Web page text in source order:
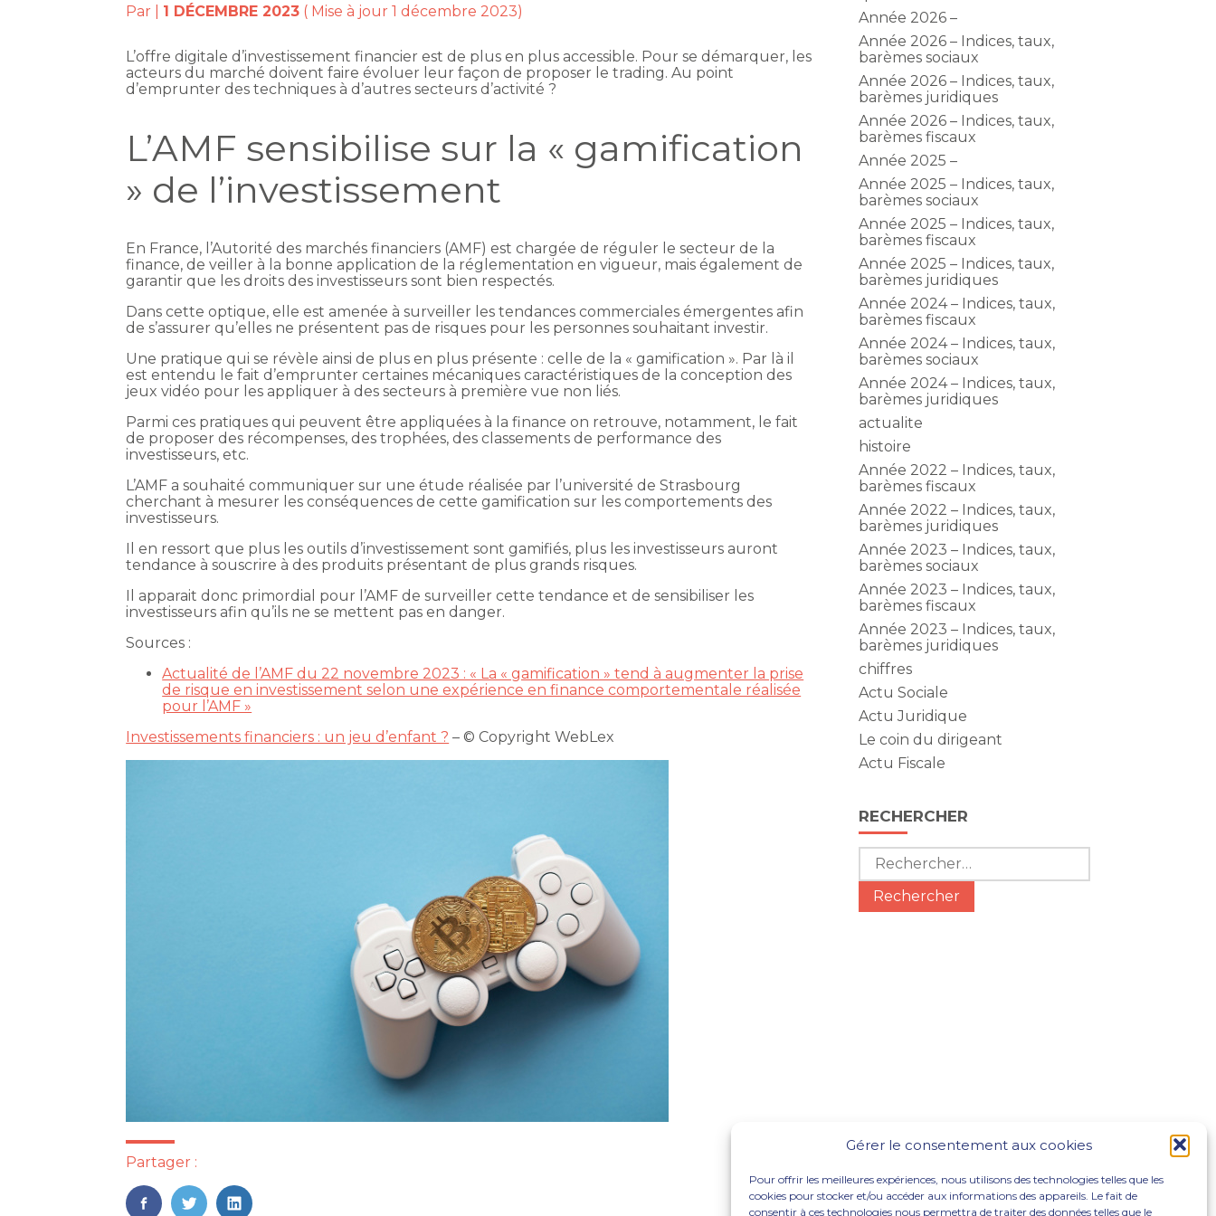
Gérer le consentement aux cookies
Pour offrir les meilleures expériences, nous utilisons des technologies telles que les
cookies pour stocker et/ou accéder aux informations des appareils. Le fait de
consentir à ces technologies nous permettra de traiter des données telles que le
Par 1 DÉCEMBRE 2023 ( Mise à jour 1 décembre 2023)
L’offre digitale d’investissement financier est de plus en plus accessible. Pour se démarquer, les
acteurs du marché doivent faire évoluer leur façon de proposer le trading. Au point
d’emprunter des techniques à d’autres secteurs d’activité ?
L’AMF sensibilise sur la « gamification
» de l’investissement
En France, l’Autorité des marchés financiers (AMF) est chargée de réguler le secteur de la
finance, de veiller à la bonne application de la réglementation en vigueur, mais également de
garantir que les droits des investisseurs sont bien respectés.
Dans cette optique, elle est amenée à surveiller les tendances commerciales émergentes afin
de s’assurer qu’elles ne présentent pas de risques pour les personnes souhaitant investir.
Une pratique qui se révèle ainsi de plus en plus présente : celle de la « gamification ». Par là il
est entendu le fait d’emprunter certaines mécaniques caractéristiques de la conception des
jeux vidéo pour les appliquer à des secteurs à première vue non liés.
Parmi ces pratiques qui peuvent être appliquées à la finance on retrouve, notamment, le fait
de proposer des récompenses, des trophées, des classements de performance des
investisseurs, etc.
L’AMF a souhaité communiquer sur une étude réalisée par l’université de Strasbourg
cherchant à mesurer les conséquences de cette gamification sur les comportements des
investisseurs.
Il en ressort que plus les outils d’investissement sont gamifiés, plus les investisseurs auront
tendance à souscrire à des produits présentant de plus grands risques.
Il apparait donc primordial pour l’AMF de surveiller cette tendance et de sensibiliser les
investisseurs afin qu’ils ne se mettent pas en danger.
Sources :
Actualité de l’AMF du 22 novembre 2023 : « La « gamification » tend à augmenter la prise
de risque en investissement selon une expérience en finance comportementale réalisée
pour l’AMF »
Investissements financiers : un jeu d’enfant ? – © Copyright WebLex
Partager :
Année 2026 –
Année 2026 – Indices, taux,
barèmes sociaux
Année 2026 – Indices, taux,
barèmes juridiques
Année 2026 – Indices, taux,
barèmes fiscaux
Année 2025 –
Année 2025 – Indices, taux,
barèmes sociaux
Année 2025 – Indices, taux,
barèmes fiscaux
Année 2025 – Indices, taux,
barèmes juridiques
Année 2024 – Indices, taux,
barèmes fiscaux
Année 2024 – Indices, taux,
barèmes sociaux
Année 2024 – Indices, taux,
barèmes juridiques
actualite
histoire
Année 2022 – Indices, taux,
barèmes fiscaux
Année 2022 – Indices, taux,
barèmes juridiques
Année 2023 – Indices, taux,
barèmes sociaux
Année 2023 – Indices, taux,
barèmes fiscaux
Année 2023 – Indices, taux,
barèmes juridiques
chiffres
Actu Sociale
Actu Juridique
Le coin du dirigeant
Actu Fiscale
RECHERCHER
Rechercher :